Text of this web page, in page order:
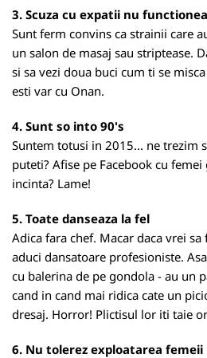
3. Scuza cu expatii nu
Sunt ferm convins ca strainii care
un salon de masaj sau striptease.
si sa vezi doua buci cum ti se
esti var cu Onan.
4. Sunt so into 90's
Suntem totusi in 2015... ne trezim
puteti? Afise pe Facebook cu
incinta? Lame!
5. Toate danseaza la fel
Adica fara chef. Macar daca vrei sa
aduci dansatoare profesioniste.
cu balerina de pe gondola - au un
cand in cand mai ridica cate un
dresaj. Horror! Plictisul lor iti taie
6. Nu tolerez exploatarea femeii